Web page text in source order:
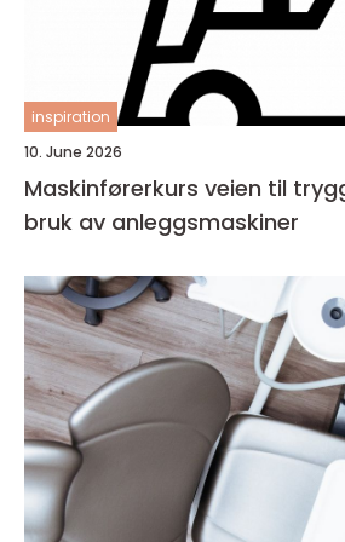
inspiration
10. June 2026
Maskinførerkurs veien til trygg og effektiv
bruk av anleggsmaskiner